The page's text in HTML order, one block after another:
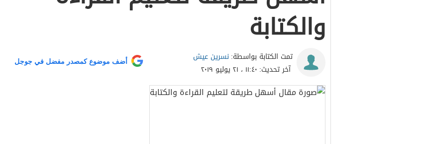
والكتابة
تمت الكتابة بواسطة: نسرين عيش
آخر تحديث: ١١:٤٠ ، ٢١ يوليو ٢٠١٩
أضف موضوع كمصدر مفضل في جوجل